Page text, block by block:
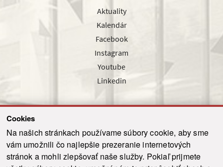
Cookies
Na našich stránkach používame súbory cookie, aby sme
vám umožnili čo najlepšie prezeranie internetových
stránok a mohli zlepšovať naše služby. Pokiaľ prijmete
Aktuality
Kalendár
Facebook
Instagram
Youtube
Linkedin